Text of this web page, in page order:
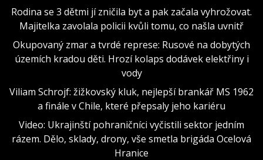
Rodina se 3 dětmi jí zničila byt a pak začala vyhrožovat.
Majitelka zavolala policii kvůli tomu, co našla uvnitř
Okupovaný zmar a tvrdé represe: Rusové na dobytých
územích kradou děti. Hrozí kolaps dodávek elektřiny i
vody
Viliam Schrojf: žižkovský kluk, nejlepší brankář MS 1962
a finále v Chile, které přepsaly jeho kariéru
Video: Ukrajinští pohraničníci vyčistili sektor jedním
rázem. Dělo, sklady, drony, vše smetla brigáda Ocelová
Hranice